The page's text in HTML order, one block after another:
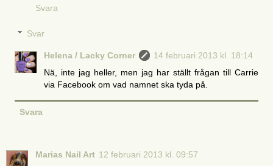
Svara
Svar
Helena / Lacky Corner
14 februari 2013 kl. 18:14
Nä, inte jag heller, men jag har ställt frågan till Carrie
via Facebook om vad namnet ska tyda på.
Svara
Marias Nail Art 12 februari 2013 kl. 09:57